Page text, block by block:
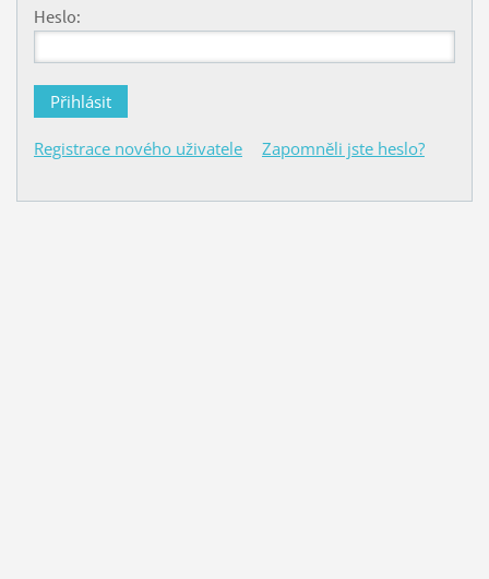
Heslo:
Registrace nového uživatele Zapomněli jste heslo?